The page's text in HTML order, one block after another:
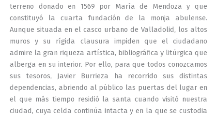
terreno donado en 1569 por María de Mendoza y que
constituyó la cuarta fundación de la monja abulense.
Aunque situada en el casco urbano de Valladolid, los altos
muros y su rígida clausura impiden que el ciudadano
admire la gran riqueza artística, bibliográfica y litúrgica que
alberga en su interior. Por ello, para que todos conozcamos
sus tesoros, Javier Burrieza ha recorrido sus distintas
dependencias, abriendo al público las puertas del lugar en
el que más tiempo residió la santa cuando visitó nuestra
ciudad, cuya celda continúa intacta y en la que se custodia